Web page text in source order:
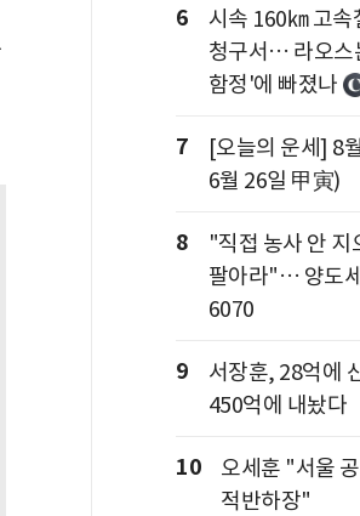
6
시속 160㎞ 고속
청구서… 라오스
함정'에 빠졌나
7
[오늘의 운세] 8
6월 26일 甲寅)
8
"직접 농사 안 지
팔아라"… 양도
6070
9
서장훈, 28억에
450억에 내놨다
10
오세훈 "서울
적반하장"